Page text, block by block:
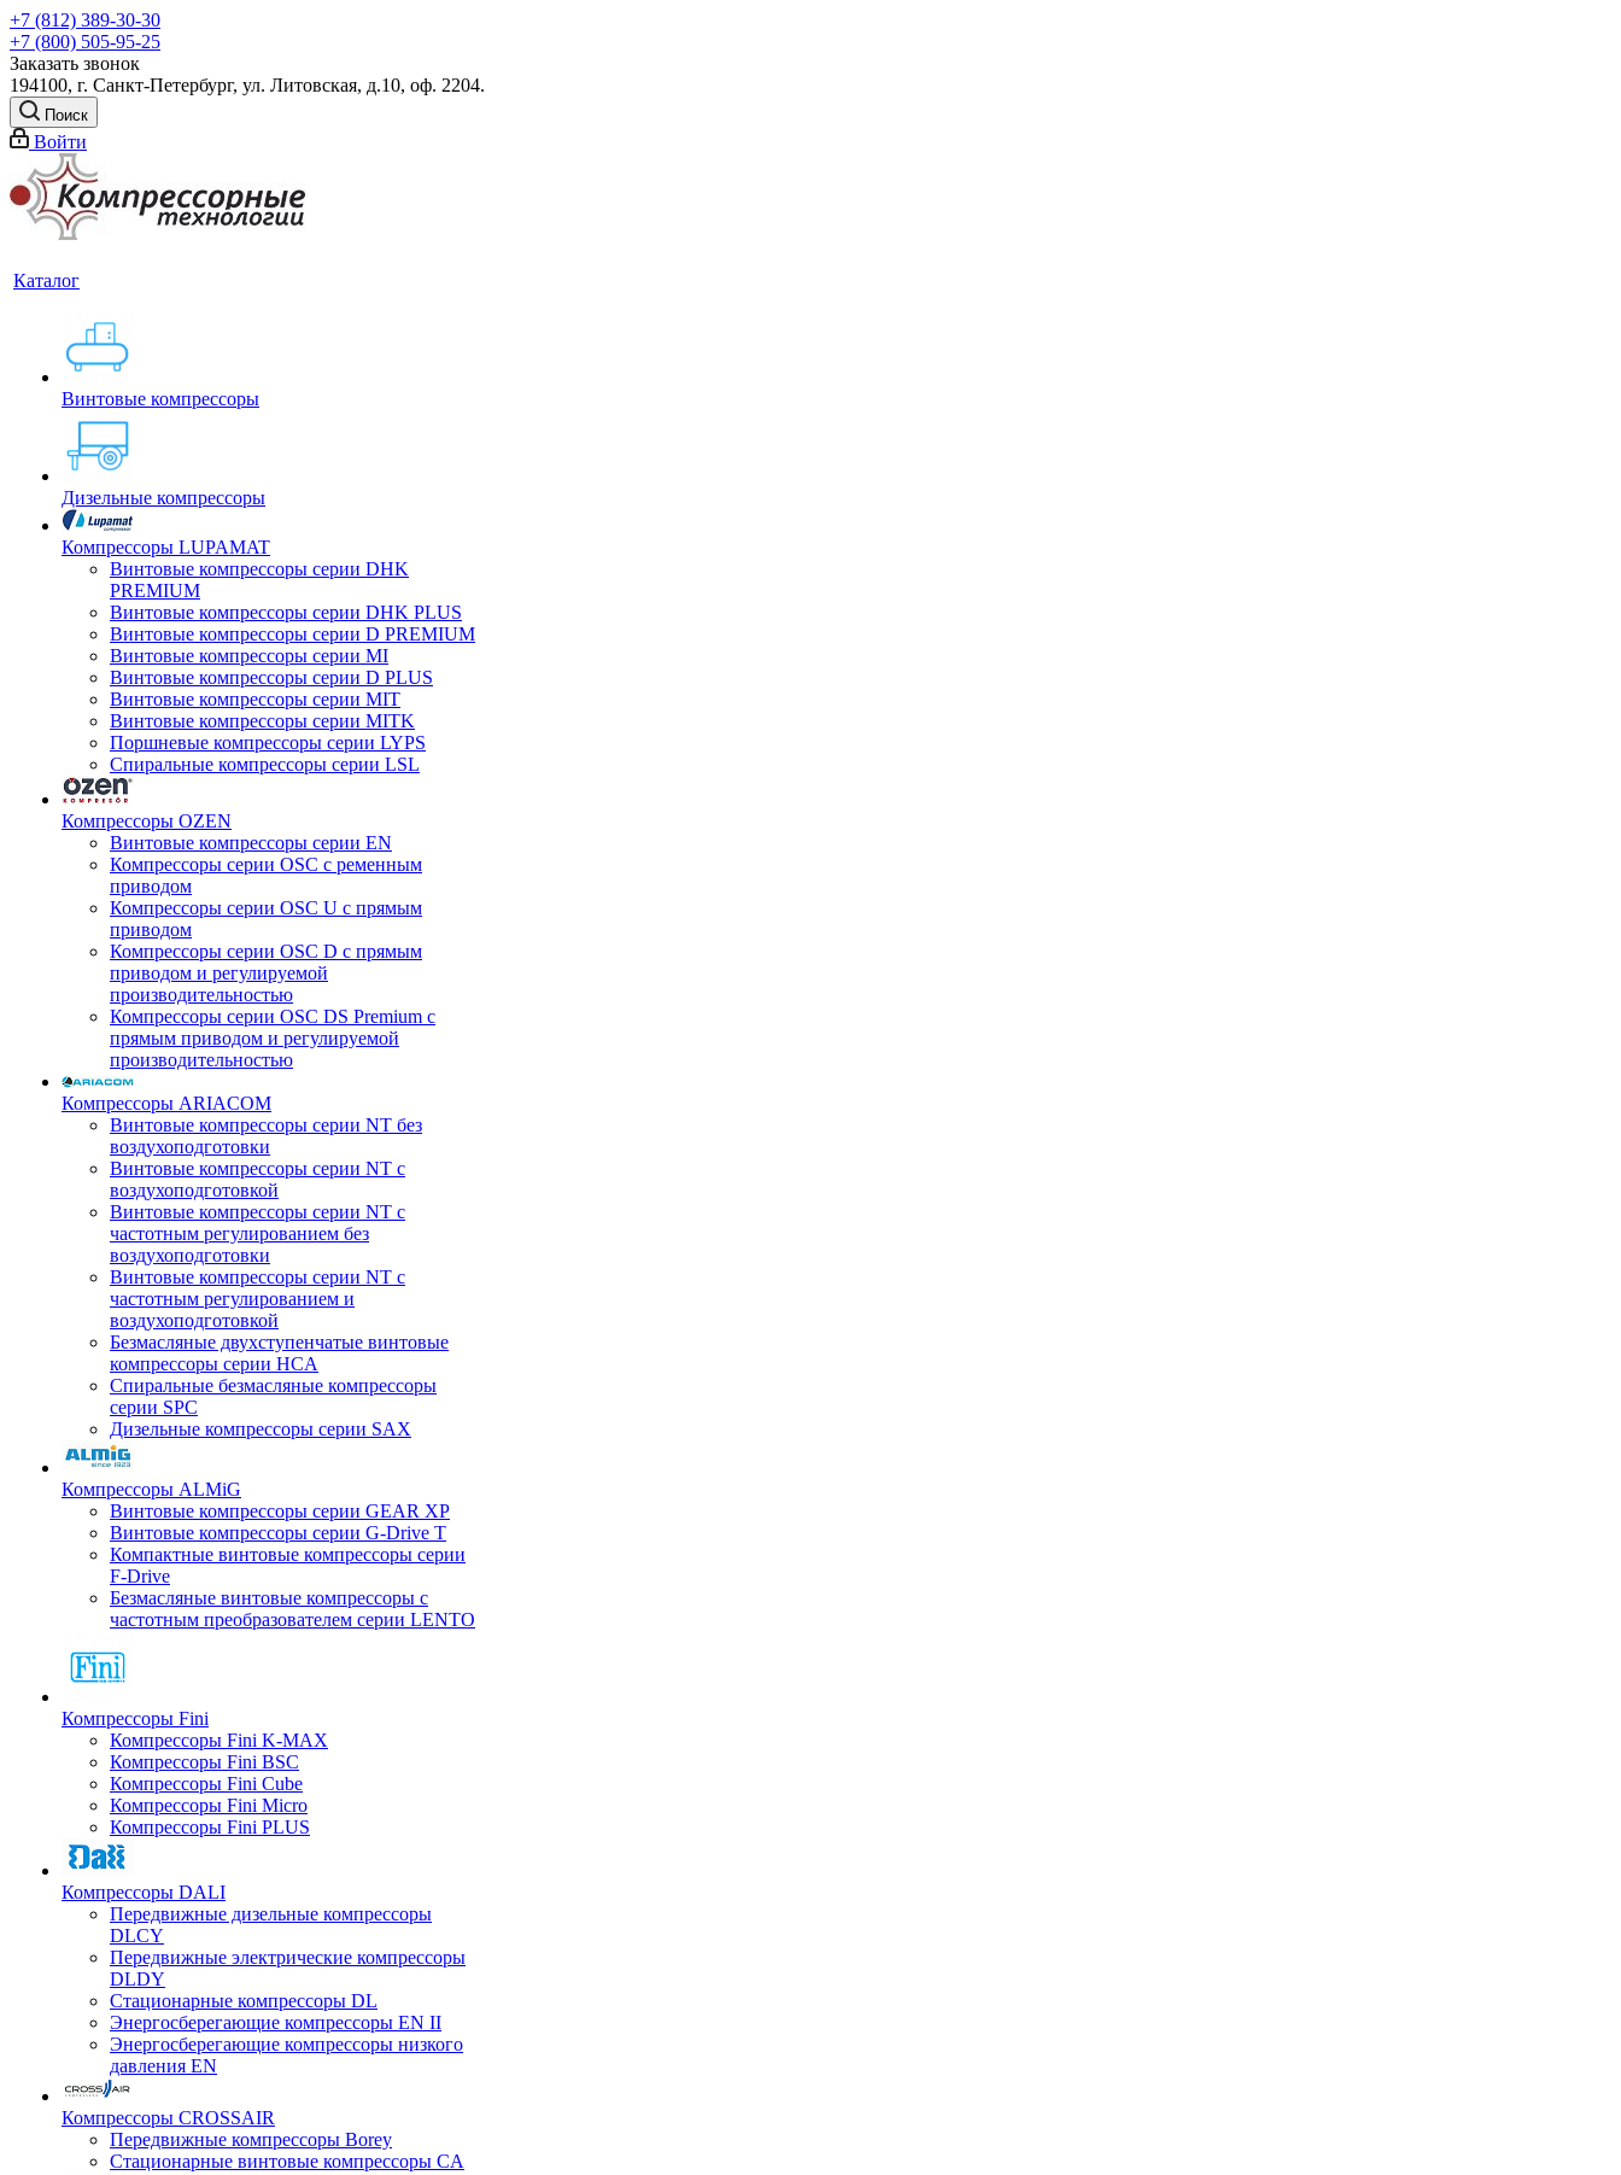
+7 (812) 389-30-30
+7 (800) 505-95-25
Заказать звонок
194100, г. Санкт-Петербург, ул. Литовская, д.10, оф. 2204.
Поиск
Войти
Каталог
Винтовые компрессоры
Дизельные компрессоры
Компрессоры LUPAMAT
Винтовые компрессоры серии DHK
PREMIUM
Винтовые компрессоры серии DHK PLUS
Винтовые компрессоры серии D PREMIUM
Винтовые компрессоры серии MI
Винтовые компрессоры серии D PLUS
Винтовые компрессоры серии MIT
Винтовые компрессоры серии MITK
Поршневые компрессоры серии LYPS
Спиральные компрессоры серии LSL
Компрессоры OZEN
Винтовые компрессоры серии EN
Компрессоры серии OSC с ременным
приводом
Компрессоры серии OSC U с прямым
приводом
Компрессоры серии OSC D с прямым
приводом и регулируемой
производительностью
Компрессоры серии OSC DS Premium с
прямым приводом и регулируемой
производительностью
Компрессоры ARIACOM
Винтовые компрессоры серии NT без
воздухоподготовки
Винтовые компрессоры серии NT c
воздухоподготовкой
Винтовые компрессоры серии NT с
частотным регулированием без
воздухоподготовки
Винтовые компрессоры серии NT с
частотным регулированием и
воздухоподготовкой
Безмасляные двухступенчатые винтовые
компрессоры серии HCA
Спиральные безмасляные компрессоры
серии SPC
Дизельные компрессоры серии SAX
Компрессоры ALMiG
Винтовые компрессоры серии GEAR XP
Винтовые компрессоры серии G-Drive T
Компактные винтовые компрессоры серии
F-Drive
Безмасляные винтовые компрессоры с
частотным преобразователем серии LENTO
Компрессоры Fini
Компрессоры Fini K-MAX
Компрессоры Fini BSC
Компрессоры Fini Cube
Компрессоры Fini Micro
Компрессоры Fini PLUS
Компрессоры DALI
Передвижные дизельные компрессоры
DLCY
Передвижные электрические компрессоры
DLDY
Стационарные компрессоры DL
Энергосберегающие компрессоры EN II
Энергосберегающие компрессоры низкого
давления EN
Компрессоры CROSSAIR
Передвижные компрессоры Borey
Стационарные винтовые компрессоры CA